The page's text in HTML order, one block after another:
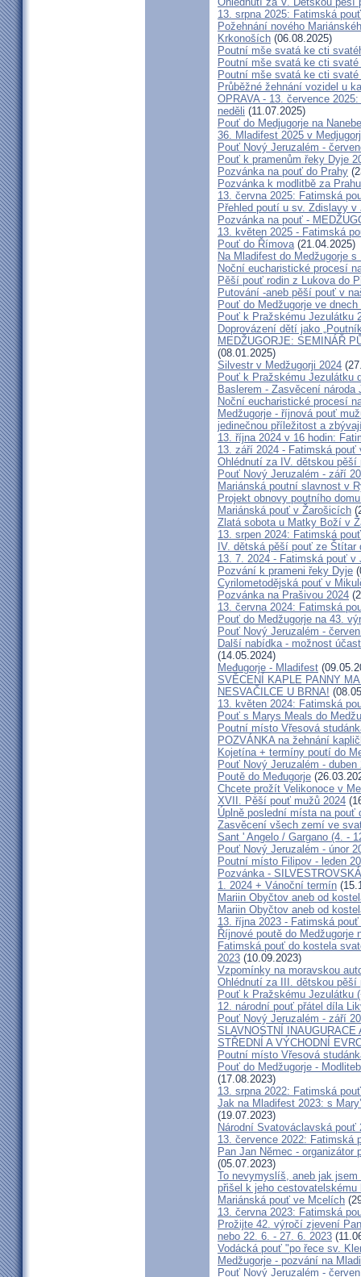
13. srpna 2025: Fatimská
Požehnání nového
Krkonoších (06.08.2025)
Poutní mše svatá ke cti
Poutní mše svatá ke cti
Poutní mše svatá ke cti
Průběžné žehnání vozidel u
OPRAVA - 13. července
neděli (11.07.2025)
Pouť do Medjugorje na
36. Mladifest 2025 v
Pouť Nový Jeruzalém -
Pouť k pramenům řeky Dyje
Pozvánka na pouť do Prahy
Pozvánka k modlitbě za
13. června 2025: Fatimská
Přehled poutí u sv. Zdislavy
Pozvánka na pouť -
13. květen 2025 - Fatimská
Pouť do Římova(21.04.2025)
Na Mladifest do Medžugorje s
Noční eucharistické procesí
Pěší pouť rodin z Lukova do
Putování -aneb pěší pouť v
Pouť do Medžugorje ve
Pouť k Pražskému Jezulátku
Doprovázení dětí jako
MEDŽUGORJE: SEMINÁŘ
(08.01.2025)
Silvestr v Medžugorji 2024
Pouť k Pražskému Jezulátku
Baslerem - Zasvěcení národa
Noční eucharistické procesí
Medžugorje - říjnová pouť
jedinečnou příležitost a
13. října 2024 v 16 hodin:
13. září 2024 - Fatimská pouť
Ohlédnutí za IV. dětskou
Pouť Nový Jeruzalém - září
Mariánská poutní slavnost v
Projekt obnovy poutního
Mariánská pouť v Žarošicích
Zlatá sobota u Matky Boží v
13. srpen 2024: Fatimská
IV. dětská pěší pouť ze Štítar
13. 7. 2024 - Fatimská pouť
Pozvání k prameni řeky Dyje
Cyrilometodějská pouť v
Pozvánka na Prašivou 2024
13. června 2024: Fatimská
Pouť do Medžugorje na 43.
Pouť Nový Jeruzalém -
Další nabídka - možnost
(14.05.2024)
Međugorje - Mladifest
SVĚCENÍ KAPLE PANNY
NESVAČILCE U BRNA!
13. květen 2024: Fatimská
Pouť s Marys Meals do
Poutní místo Vřesová
POZVÁNKA na žehnání
Kojetína + termíny poutí do
Pouť Nový Jeruzalém - duben
Poutě do Međugorje
Chcete prožít Velikonoce v
XVII. Pěší pouť mužů 2024
Úplně poslední místa na pouť
Zasvěcení všech zemí ve
Sant ' Angelo / Gargano (4. -
Pouť Nový Jeruzalém - únor
Poutní místo Filipov - leden
Pozvánka -
1. 2024 + Vánoční termín
Mariin Obyčtov aneb od
Mariin Obyčtov aneb od
13. října 2023 - Fatimská
Říjnové poutě do Medžugorje
Fatimská pouť do kostela
2023 (10.09.2023)
Vzpomínky na moravskou
Ohlédnutí za III. dětskou pěší
Pouť k Pražskému Jezulátku
12. národní pouť přátel díla
Pouť Nový Jeruzalém - září
SLAVNOSTNÍ
STŘEDNÍ A VÝCHODNÍ
Poutní místo Vřesová
Pouť do Medžugorje -
(17.08.2023)
13. srpna 2022: Fatimská
Jak na Mladifest 2023: s
(19.07.2023)
Národní Svatováclavská pouť
13. července 2022: Fatimská
Pan Jan Němec -
(05.07.2023)
To nevymyslíš, aneb jak
přišel k jeho cestovatelskému
Mariánská pouť ve Mcelích
13. června 2023: Fatimská
Prožijte 42. výročí zjevení
nebo 22. 6. - 27. 6. 2023
Vodácká pouť "po řece sv.
Medžugorje - pozvání na
Pouť Nový Jeruzalém -